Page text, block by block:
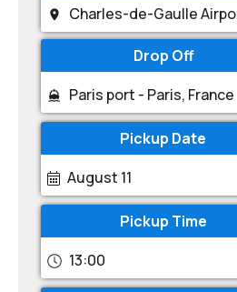
Drop Off
Pickup Date
August 11
Pickup Time
13:00